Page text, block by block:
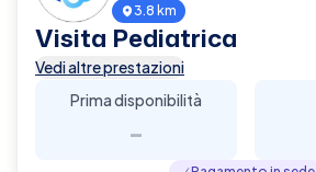
3.8 km
Visita Pediatrica
Vedi altre prestazioni
Prima disponibilità
-